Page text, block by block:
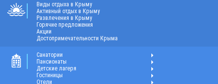
Виды отдыха в Крыму
Активный отдых в Крыму
Развлечения в Крыму
Горячие предложения
Акции
Достопримечательности Крыма
Санатории
Пансионаты
Детские лагеря
Гостиницы
Отели